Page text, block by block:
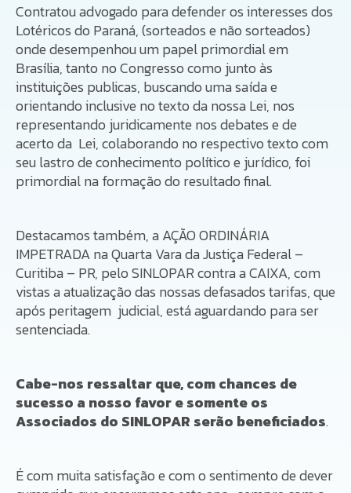
Contratou advogado para defender os interesses dos
Lotéricos do Paraná, (sorteados e não sorteados)
onde desempenhou um papel primordial em
Brasília, tanto no Congresso como junto às
instituições publicas, buscando uma saída e
orientando inclusive no texto da nossa Lei, nos
representando juridicamente nos debates e de
acerto da Lei, colaborando no respectivo texto com
seu lastro de conhecimento político e jurídico, foi
primordial na formação do resultado final.
Destacamos também, a AÇÃO ORDINÁRIA
IMPETRADA na Quarta Vara da Justiça Federal –
Curitiba – PR, pelo SINLOPAR contra a CAIXA, com
vistas a atualização das nossas defasados tarifas, que
após peritagem judicial, está aguardando para ser
sentenciada.
Cabe-nos ressaltar que, com chances de
sucesso a nosso favor e somente os
Associados do SINLOPAR serão beneficiados.
É com muita satisfação e com o sentimento de dever